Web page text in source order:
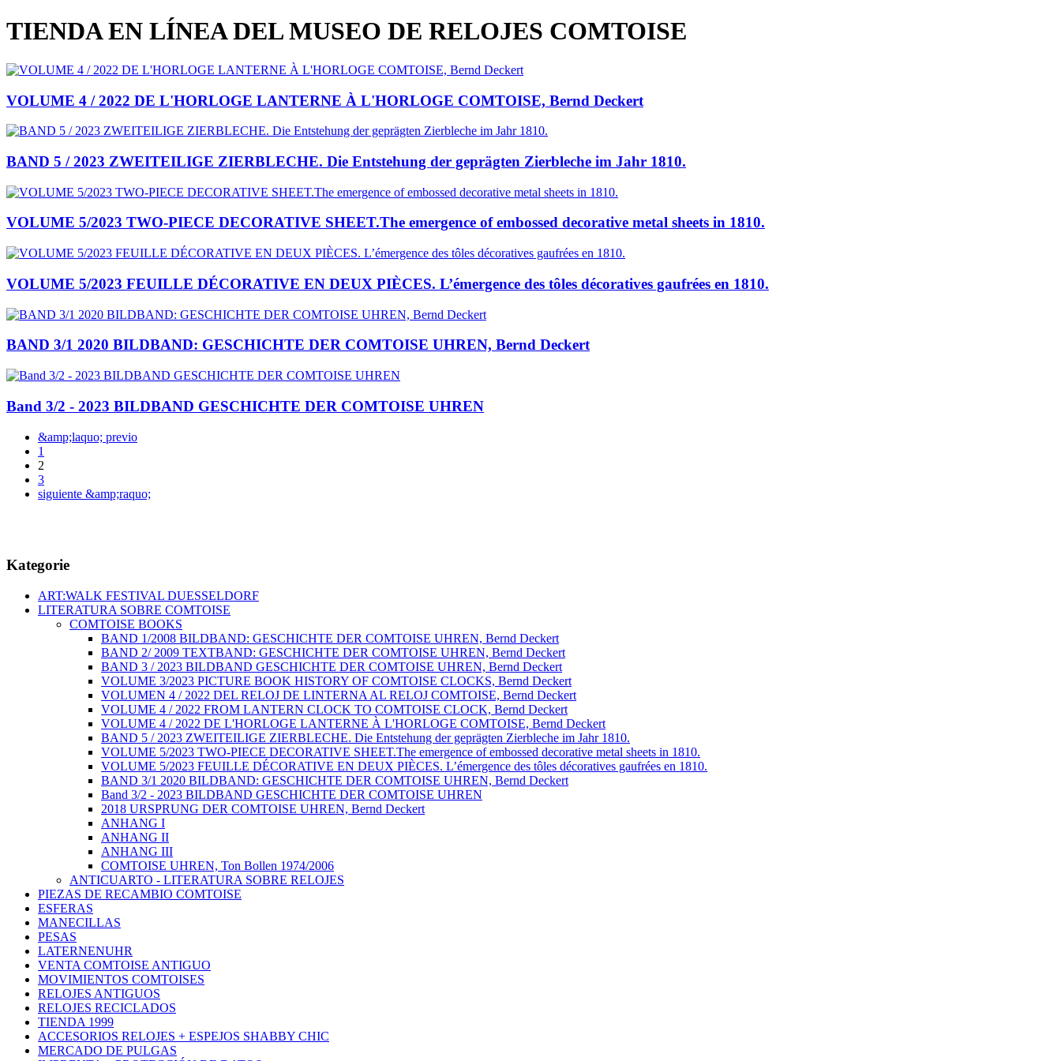
TIENDA EN LÍNEA DEL MUSEO DE RELOJES COMTOISE
VOLUME 4 / 2022 DE L'HORLOGE LANTERNE À L'HORLOGE COMTOISE, Bernd Deckert
BAND 5 / 2023 ZWEITEILIGE ZIERBLECHE. Die Entstehung der geprägten Zierbleche im Jahr 1810.
VOLUME 5/2023 TWO-PIECE DECORATIVE SHEET.The emergence of embossed decorative metal sheets in 1810.
VOLUME 5/2023 FEUILLE DÉCORATIVE EN DEUX PIÈCES. L’émergence des tôles décoratives gaufrées en 1810.
BAND 3/1 2020 BILDBAND: GESCHICHTE DER COMTOISE UHREN, Bernd Deckert
Band 3/2 - 2023 BILDBAND GESCHICHTE DER COMTOISE UHREN
&amp;laquo; previo
1
2
3
siguiente &amp;raquo;
Kategorie
ART:WALK FESTIVAL DUESSELDORF
LITERATURA SOBRE COMTOISE
COMTOISE BOOKS
BAND 1/2008 BILDBAND: GESCHICHTE DER COMTOISE UHREN, Bernd Deckert
BAND 2/ 2009 TEXTBAND: GESCHICHTE DER COMTOISE UHREN, Bernd Deckert
BAND 3 / 2023 BILDBAND GESCHICHTE DER COMTOISE UHREN, Bernd Deckert
VOLUME 3/2023 PICTURE BOOK HISTORY OF COMTOISE CLOCKS, Bernd Deckert
VOLUMEN 4 / 2022 DEL RELOJ DE LINTERNA AL RELOJ COMTOISE, Bernd Deckert
VOLUME 4 / 2022 FROM LANTERN CLOCK TO COMTOISE CLOCK, Bernd Deckert
VOLUME 4 / 2022 DE L'HORLOGE LANTERNE À L'HORLOGE COMTOISE, Bernd Deckert
BAND 5 / 2023 ZWEITEILIGE ZIERBLECHE. Die Entstehung der geprägten Zierbleche im Jahr 1810.
VOLUME 5/2023 TWO-PIECE DECORATIVE SHEET.The emergence of embossed decorative metal sheets in 1810.
VOLUME 5/2023 FEUILLE DÉCORATIVE EN DEUX PIÈCES. L’émergence des tôles décoratives gaufrées en 1810.
BAND 3/1 2020 BILDBAND: GESCHICHTE DER COMTOISE UHREN, Bernd Deckert
Band 3/2 - 2023 BILDBAND GESCHICHTE DER COMTOISE UHREN
2018 URSPRUNG DER COMTOISE UHREN, Bernd Deckert
ANHANG I
ANHANG II
ANHANG III
COMTOISE UHREN, Ton Bollen 1974/2006
ANTICUARTO - LITERATURA SOBRE RELOJES
PIEZAS DE RECAMBIO COMTOISE
ESFERAS
MANECILLAS
PESAS
LATERNENUHR
VENTA COMTOISE ANTIGUO
MOVIMIENTOS COMTOISES
RELOJES ANTIGUOS
RELOJES RECICLADOS
TIENDA 1999
ACCESORIOS RELOJES + ESPEJOS SHABBY CHIC
MERCADO DE PULGAS